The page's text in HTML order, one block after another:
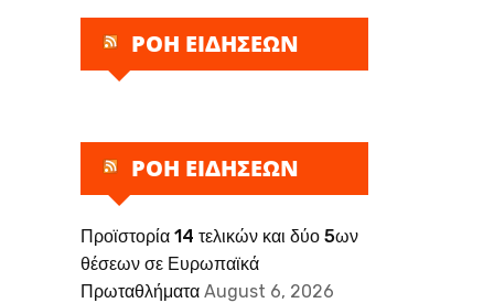
ΡΟΗ ΕΙΔΗΣΕΩΝ
ΡΟΗ ΕΙΔΗΣΕΩΝ
Προϊστορία 14 τελικών και δύο 5ων
θέσεων σε Ευρωπαϊκά
Πρωταθλήματα August 6, 2026